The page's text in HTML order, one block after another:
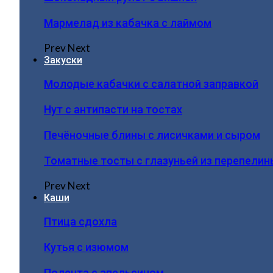
Мармелад из кабачка с лаймом
PrevNext
Закуски
Молодые кабачки с салатной заправкой
Нут с антипасти на тостах
Печёночные блины с лисичками и сыром
Томатные тосты с глазуньей из
PrevNext
Каши
Птица сдохла
Кутья с изюмом